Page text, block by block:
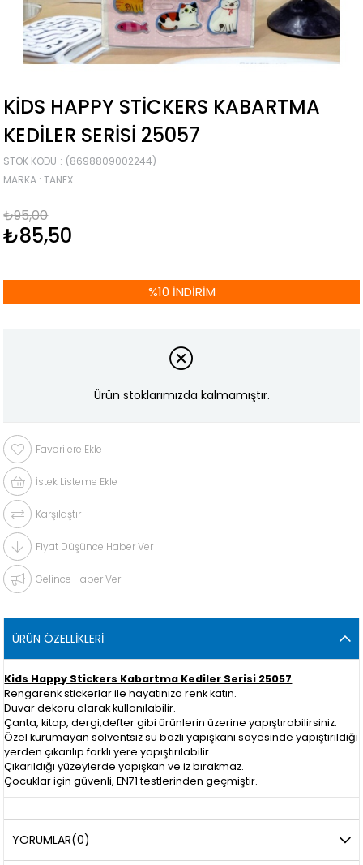
KIDS HAPPY STICKERS KABARTMA
KEDILER SERISI 25057
STOK KODU
(8698809002244)
MARKA : TANEX
₺95,00
₺85,50
%10 İNDIRIM
Ürün stoklarımızda kalmamıştır.
Favorilere Ekle
İstek Listeme Ekle
Karşılaştır
Fiyat Düşünce Haber Ver
Gelince Haber Ver
ÜRÜN ÖZELLIKLERI
Kids Happy Stickers Kabartma Kediler Serisi 25057
Rengarenk stickerlar ile hayatınıza renk katın.
Duvar dekoru olarak kullanılabilir.
Çanta, kitap, dergi,defter gibi ürünlerin üzerine yapıştırabilirsiniz.
Özel kurumayan solventsiz su bazlı yapışkanı sayesinde yapıştırıldığı
yerden çıkarılıp farklı yere yapıştırılabilir.
Çıkarıldığı yüzeylerde yapışkan ve iz bırakmaz.
Çocuklar için güvenli, EN71 testlerinden geçmiştir.
YORUMLAR(0)